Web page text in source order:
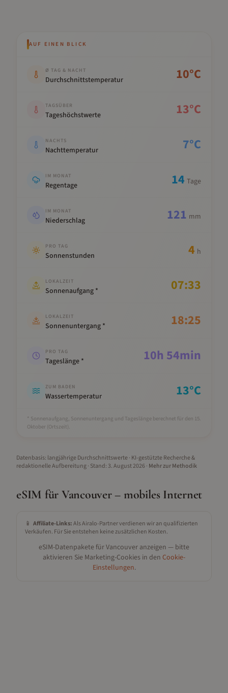
AUF EINEN BLICK
Ø TAG & NACHT
Durchschnittstemperatur 10°C
TAGSÜBER
Tageshöchstwerte 13°C
NACHTS
Nachttemperatur 7°C
IM MONAT
Regentage 14 Tage
IM MONAT
Niederschlag 121 mm
PRO TAG
Sonnenstunden 4 h
LOKALZEIT
Sonnenaufgang * 07:33
LOKALZEIT
Sonnenuntergang * 18:25
PRO TAG
Tageslänge * 10h 54min
ZUM BADEN
Wassertemperatur 13°C
* Sonnenaufgang, Sonnenuntergang und Tageslänge berechnet für den 15.
Oktober (Ortszeit).
Datenbasis: langjährige Durchschnittswerte · KI-gestützte Recherche &
redaktionelle Aufbereitung· Stand: 3. August 2026· Mehr zur Methodik
eSIM für Vancouver– mobiles Internet
📱 Affiliate-Links:Als Airalo-Partner verdienen wir an qualifizierten
Verkäufen. Für Sie entstehen keine zusätzlichen Kosten.
eSIM-Datenpakete fürVancouver anzeigen — bitte
aktivieren Sie Marketing-Cookies in den Cookie-
Einstellungen.